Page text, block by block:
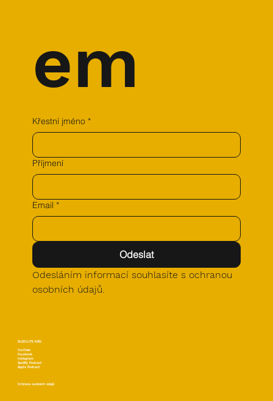
em
Křestní jméno *
Příjmení
Email *
Odeslat
Odesláním informací souhlasíte s ochranou
osobních údajů.
SLEDUJTE NÁS:
YouTube
Facebook
Instagram
Spotify Podcast
Apple Podcast
Ochrana osobních údajů